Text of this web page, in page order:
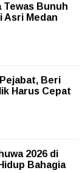
Tewas Bunuh
Asri Medan
Beri
Harus Cepat
2026 di
Bahagia